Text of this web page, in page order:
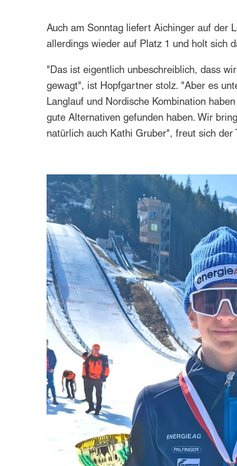
Auch am Sonntag liefert Aichinger auf der
allerdings wieder auf Platz 1 und holt sich
"Das ist eigentlich unbeschreiblich, dass
gewagt", ist Hopfgartner stolz. "Aber es
Langlauf und Nordische Kombination
gute Alternativen gefunden haben. Wir
natürlich auch Kathi Gruber", freut sich